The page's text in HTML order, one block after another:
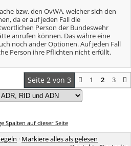
bzw. den OvWA, welcher sich den
da er auf jeden Fall die
Person der Bundeswehr
anrufen können. Das währe eine
noch ander Optionen. Auf jeden Fall
Person ihre Pflichten nicht erfüllt.
Seite 2 von 3 1 2 3
Spalten auf dieser Seite
· Markiere alles als gelesen